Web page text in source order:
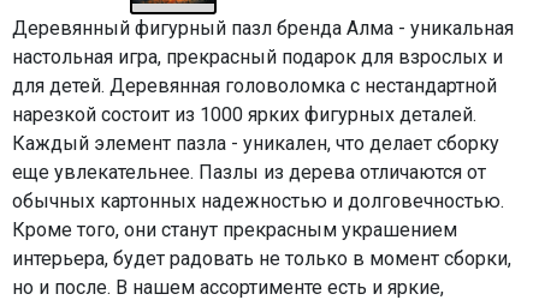
Деревянный фигурный пазл бренда Алма - уникальная
настольная игра, прекрасный подарок для взрослых и
для детей. Деревянная головоломка с нестандартной
нарезкой состоит из 1000 ярких фигурных деталей.
Каждый элемент пазла - уникален, что делает сборку
еще увлекательнее. Пазлы из дерева отличаются от
обычных картонных надежностью и долговечностью.
Кроме того, они станут прекрасным украшением
интерьера, будет радовать не только в момент сборки,
но и после. В нашем ассортименте есть и яркие,